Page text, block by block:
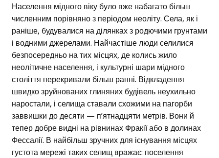
Населення мідного віку було вже набагато більш
численним порівняно з періодом неоліту. Села, як і
раніше, будувалися на ділянках з родючими грунтами
і водними джерелами. Найчастіше люди селилися
безпосередньо на тих місцях, де колись жило
неолітичне населення, і культурні шари мідного
століття перекривали більш ранні. Відкладення
швидко зруйнованих глиняних будівель неухильно
наростали, і селища ставали схожими на пагорби
заввишки до десяти — п’ятнадцяти метрів. Вони й
тепер добре видні на рівнинах Фракії або в долинах
Фессалії. В найбільш зручних для існування місцях
густота мережі таких селищ вражає: поселення